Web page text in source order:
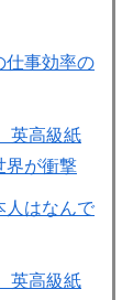
仕事効率の
英高級紙
界が衝撃
人はなんで
英高級紙